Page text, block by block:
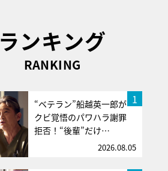
ランキング
RANKING
1
“ベテラン”船越英一郎が
クビ覚悟のパワハラ謝罪
拒否！“後輩”だけ…
2026.08.05